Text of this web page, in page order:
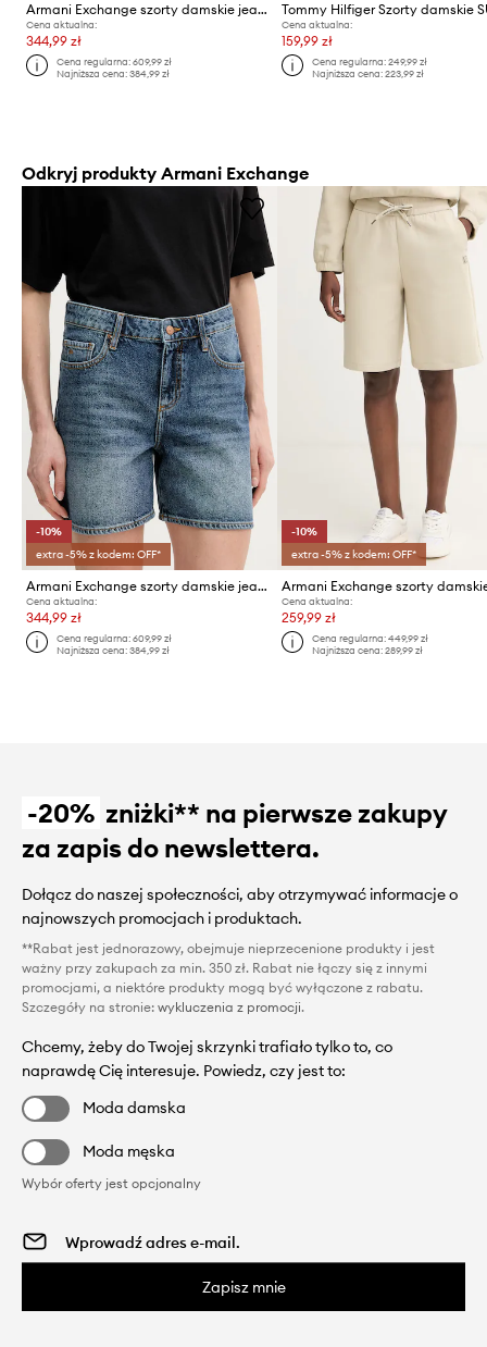
Armani Exchange szorty damskie jeansowe
Cena aktualna:
344,99 zł
Cena regularna:609,99 zł
Najniższa cena:384,99 zł
Cena aktualna:
159,99 zł
Cena regularna: 249,99 zł
Najniższa cena: 223,99 zł
Odkryj produkty Armani Exchange
-10%
extra -5% z kodem: OFF*
Armani Exchange szorty damskie jeansowe
Cena aktualna:
344,99 zł
Cena regularna:609,99 zł
Najniższa cena:384,99 zł
-10%
extra -5% z kodem: OFF*
Cena aktualna:
259,99 zł
Cena regularna: 449,99 zł
Najniższa cena: 289,99 zł
-20% zniżki** na pierwsze zakupy
za zapis do newslettera.
Dołącz do naszej społeczności, aby otrzymywać informacje o
najnowszych promocjach i produktach.
**Rabat jest jednorazowy, obejmuje nieprzecenione produkty i jest
ważny przy zakupach za min. 350 zł. Rabat nie łączy się z innymi
promocjami, a niektóre produkty mogą być wyłączone z rabatu.
Szczegóły na stronie: wykluczenia z promocji.
Chcemy, żeby do Twojej skrzynki trafiało tylko to, co
naprawdę Cię interesuje. Powiedz, czy jest to:
Moda damska
Moda męska
Wybór oferty jest opcjonalny
Zapisz mnie